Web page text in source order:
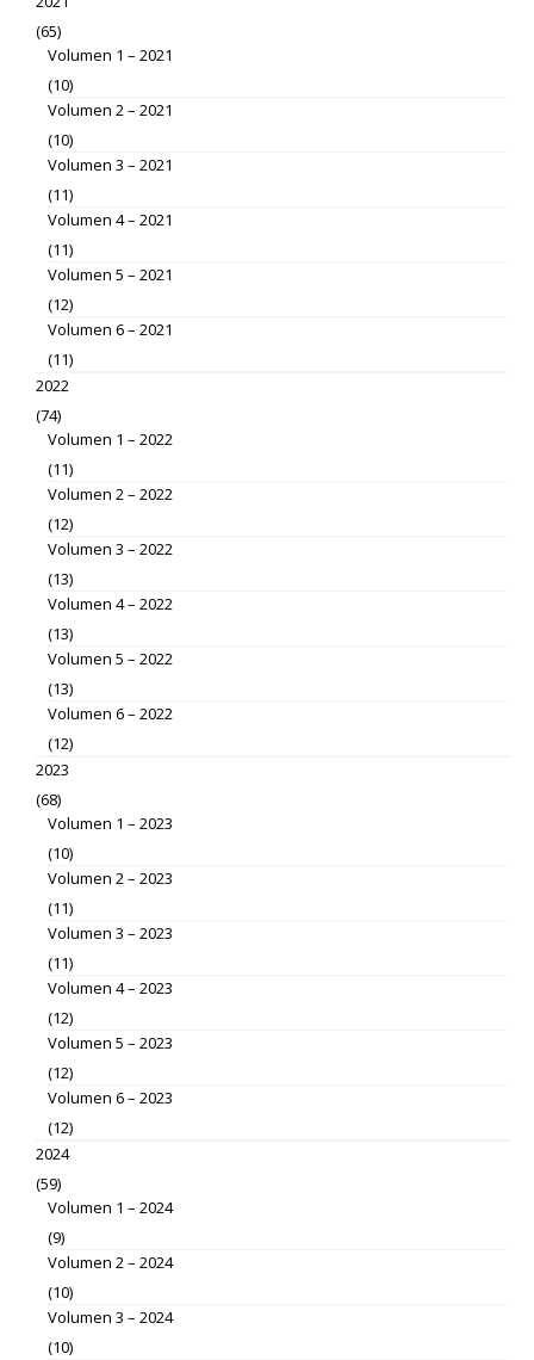
(65)
Volumen 1 – 2021
(10)
Volumen 2 – 2021
(10)
Volumen 3 – 2021
(11)
Volumen 4 – 2021
(11)
Volumen 5 – 2021
(12)
Volumen 6 – 2021
(11)
2022
(74)
Volumen 1 – 2022
(11)
Volumen 2 – 2022
(12)
Volumen 3 – 2022
(13)
Volumen 4 – 2022
(13)
Volumen 5 – 2022
(13)
Volumen 6 – 2022
(12)
2023
(68)
Volumen 1 – 2023
(10)
Volumen 2 – 2023
(11)
Volumen 3 – 2023
(11)
Volumen 4 – 2023
(12)
Volumen 5 – 2023
(12)
Volumen 6 – 2023
(12)
2024
(59)
Volumen 1 – 2024
(9)
Volumen 2 – 2024
(10)
Volumen 3 – 2024
(10)